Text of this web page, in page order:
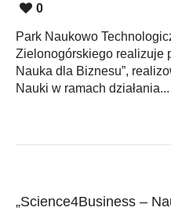
0
Park Naukowo
Zielonogórskiego realizuje
Nauka dla Biznesu”,
Nauki w ramach działania...
„Science4Business –